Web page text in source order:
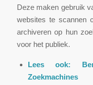
Deze maken gebruik
websites te scannen
archiveren op hun
voor het publiek.
Lees ook:
Zoekmachines